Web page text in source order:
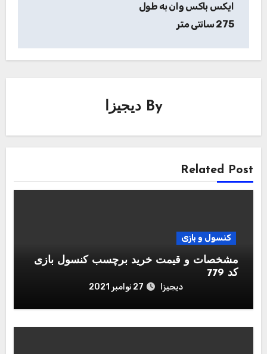
ایکس باکس وان به طول
275 سانتی متر
By دیجیزا
Related Post
کنسول و بازی
مشخصات و قیمت خرید برچسب کنسول بازی
کد 779
دیجیزا 27 نوامبر 2021